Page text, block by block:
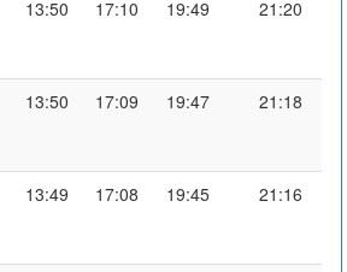
13:50 17:10 19:49 21:20
13:50 17:09 19:47 21:18
13:49 17:08 19:45 21:16